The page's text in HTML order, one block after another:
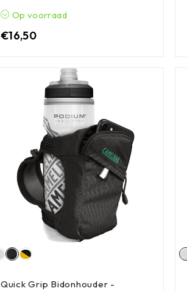
Op voorraad
€16,50
Quick Grip Bidonhouder -